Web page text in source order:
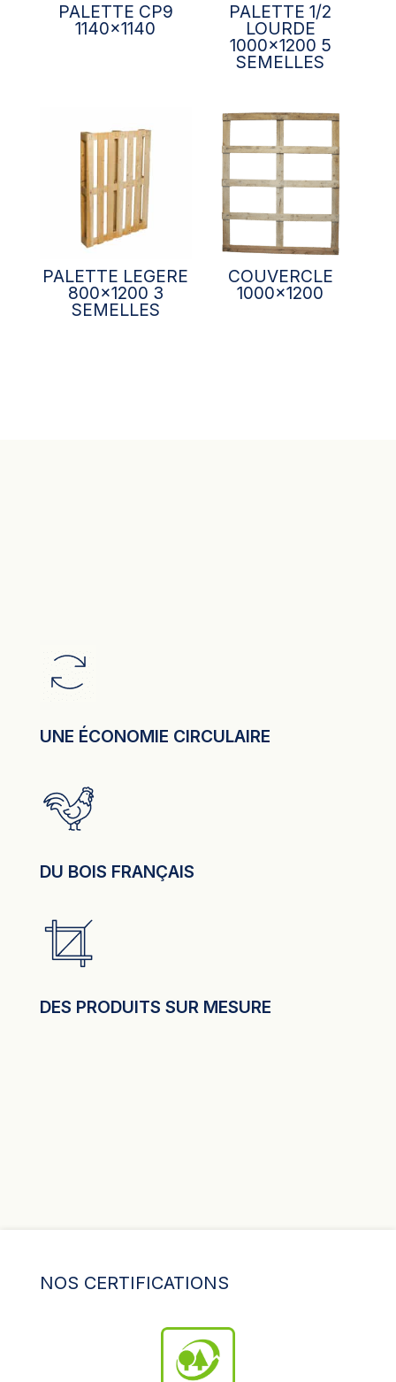
PALETTE CP9
1140×1140
PALETTE 1/2
LOURDE
1000×1200 5
SEMELLES
PALETTE LEGERE
800×1200 3
SEMELLES
COUVERCLE
1000×1200
UNE ÉCONOMIE CIRCULAIRE
DU BOIS FRANÇAIS
DES PRODUITS SUR MESURE
NOS CERTIFICATIONS